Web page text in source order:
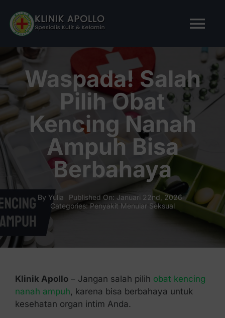
content
TENTANG KAMI
LAYANAN KAMI
Tanya Apollo
Waspada! Salah
Pilih Obat
Kencing Nanah
Ampuh Bisa
Berbahaya
By Yulia
Published On: Januari 22nd, 2026
Categories:Penyakit Menular Seksual
Klinik Apollo– Jangan salah pilih obat kencing
nanah ampuh, karena bisa berbahaya untuk
kesehatan organ intim Anda.